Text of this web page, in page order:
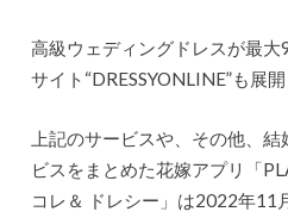
高級ウェディングドレスが最
サイト“DRESSYONLINE”も展開
上記のサービスや、その他、
ビスをまとめた花嫁アプリ「
コレ＆ ドレシー」は2022年11